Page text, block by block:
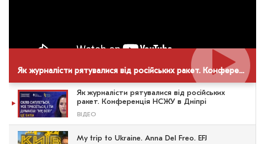
Як журналісти рятувалися від російських ракет. Конференція НСЖУ в Дніпрі
Як журналісти рятувалися від російських
ракет. Конференція НСЖУ в Дніпрі
ВІДЕО
My trip to Ukraine. Anna Del Freo. EFJ